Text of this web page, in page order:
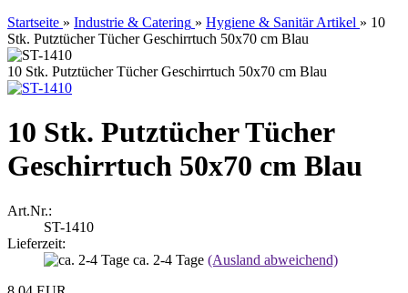
Startseite » Industrie & Catering » Hygiene & Sanitär Artikel » 10
Stk. Putztücher Tücher Geschirrtuch 50x70 cm Blau
10 Stk. Putztücher Tücher Geschirrtuch 50x70 cm Blau
10 Stk. Putztücher Tücher
Geschirrtuch 50x70 cm Blau
Art.Nr.:
ST-1410
Lieferzeit:
ca. 2-4 Tage (Ausland abweichend)